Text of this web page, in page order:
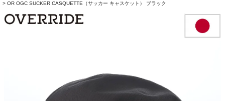
OR OGC SUCKER CASQUETTE（サッカー キャスケット） ブラック